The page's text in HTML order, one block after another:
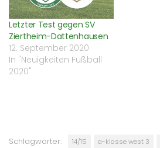
Letzter Test gegen SV
Ziertheim-Dattenhausen
12. September 2020
In "Neuigkeiten Fußball
2020"
Schlagwörter: 14/15 a-klasse west 3